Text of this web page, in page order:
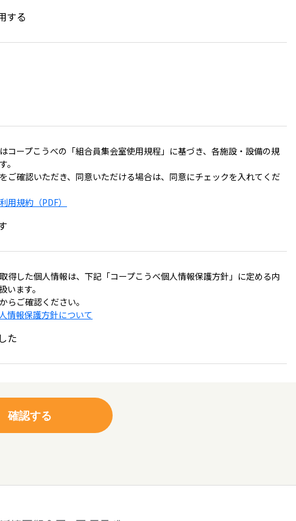
する
はコープこうべの「組合員集会室使用規程」に基づき、各施設・設備の規
。
ご確認いただき、同意いただける場合は、同意にチェックを入れてくだ
用規約（PDF）
得した個人情報は、下記「コープこうべ個人情報保護方針」に定める内
います。
らご確認ください。
情報保護方針について
た